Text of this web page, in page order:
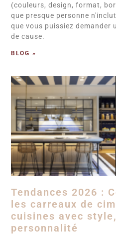
(couleurs, design, format,
que presque personne
que vous puissiez demander
de cause.
BLOG »
Tendances 2026 :
les carreaux de
cuisines avec
personnalité